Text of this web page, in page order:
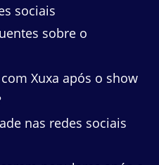
sociais
sobre o
Xuxa após o show
nas redes sociais